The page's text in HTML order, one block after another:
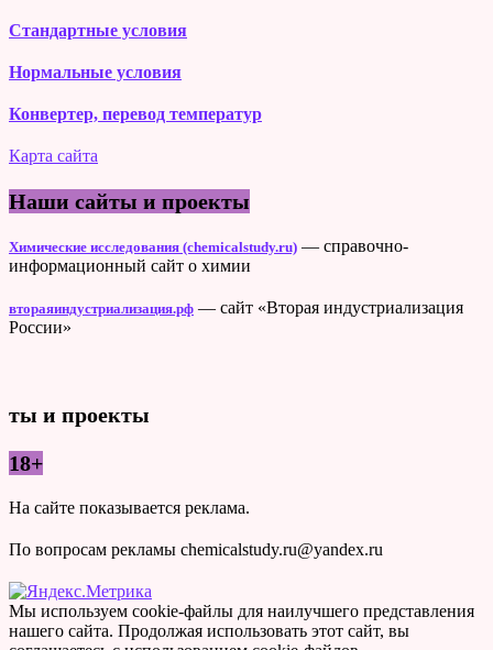
Стандартные условия
Нормальные условия
Конвертер, перевод температур
Карта сайта
Наши сайты и проекты
Химические исследования (chemicalstudy.ru) — справочно-
информационный сайт о химии
втораяиндустриализация.рф — сайт «Вторая индустриализация
России»
ты и проекты
18+
На сайте показывается реклама.
По вопросам рекламы chemicalstudy.ru@yandex.ru
Мы используем cookie-файлы для наилучшего представления
нашего сайта. Продолжая использовать этот сайт, вы